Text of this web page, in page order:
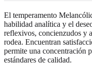
El temperamento
habilidad analítica y el
reflexivos, concienzudos y
rodea. Encuentran
permite una concentración
estándares de calidad.